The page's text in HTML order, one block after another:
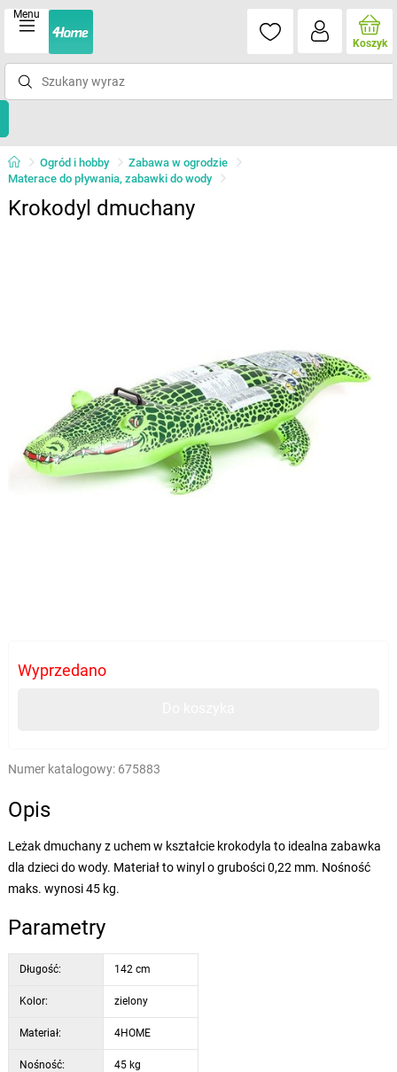
Menu
Koszyk
Ogród i hobby
Zabawa w ogrodzie
Materace do pływania, zabawki do wody
Krokodyl dmuchany
Wyprzedano
Numer katalogowy: 675883
Opis
Leżak dmuchany z uchem w kształcie krokodyla to idealna zabawka
dla dzieci do wody. Materiał to winyl o grubości 0,22 mm. Nośność
maks. wynosi 45 kg.
Parametry
Długość: 142 cm
Kolor: zielony
Materiał: 4HOME
Nośność: 45 kg